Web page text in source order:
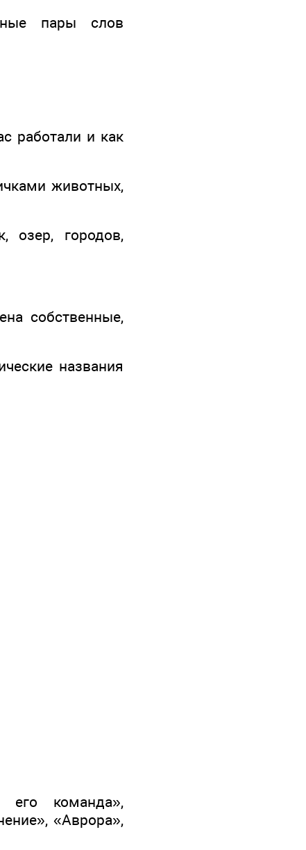
пары слов
работали и как
животных,
озер, городов,
собственные,
названия
его команда»,
«Аврора»,